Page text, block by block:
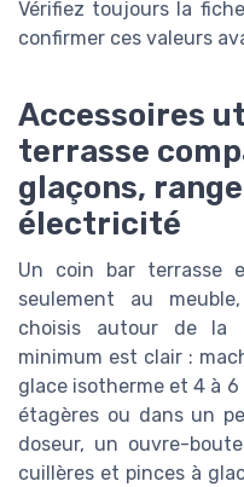
Vérifiez toujours la
confirmer ces valeurs
Accessoires
terrasse
glaçons,
électricité
Un coin bar terrasse
seulement au
choisis autour de la
minimum est clair :
glace isotherme et 4 à
étagères ou dans un
doseur, un ouvre-
cuillères et pinces à